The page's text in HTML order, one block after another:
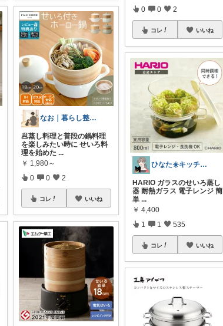
なお｜暮らし整えROOM｜犬もいます🐕
🥟蒸し料理と普段の鍋料理
を楽しみたい時に せいろ料
理を始めた ...
￥ 1,980～
0 0 2
コレ いいね
0 0 2
コレ いいね
ひなた☀️キッチン✿暮らし✿美容
HARIO ガラスのせいろ蒸し
器 耐熱ガラス 電子レンジ 簡
単 ...
￥ 4,400
1 1 535
コレ いいね